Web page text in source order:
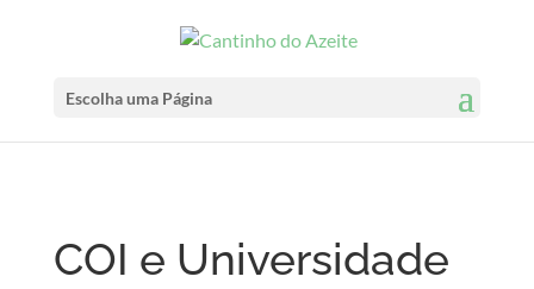
Escolha uma Página
COI e Universidade